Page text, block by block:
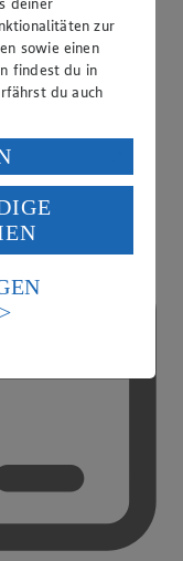
zur
sowie einen
findest du in
du auch
Daten in den
du im Sinne
ein, dass deine
Der EuGH sieht
an.
US-
findest du